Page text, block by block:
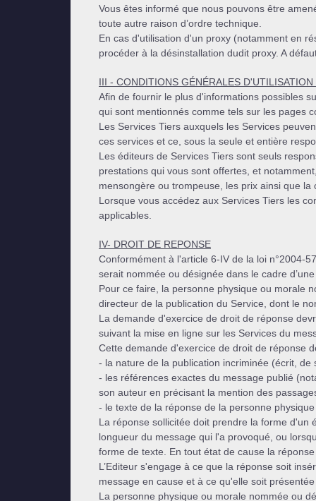
Vous êtes informé que nous pouvons être
toute autre raison d’ordre technique.
En cas d'utilisation d'un proxy (notamment en
procéder à la désinstallation dudit proxy. A
III - CONDITIONS GÉNÉRALES
Afin de fournir le plus d'informations possibles
qui sont mentionnés comme tels sur les pages
Les Services Tiers auxquels les Services
ces services et ce, sous la seule et entière
Les éditeurs de Services Tiers sont seuls
prestations qui vous sont offertes, et
mensongère ou trompeuse, les prix ainsi que la
Lorsque vous accédez aux Services Tiers les
applicables.
IV- DROIT DE REPONSE
Conformément à l'article 6-IV de la loi n°2004-
serait nommée ou désignée dans le cadre
Pour ce faire, la personne physique ou morale
directeur de la publication du Service, dont le
La demande d'exercice de droit de réponse
suivant la mise en ligne sur les Services du
Cette demande d'exercice de droit de réponse
- la nature de la publication incriminée (écrit,
- les références exactes du message publié
son auteur en précisant la mention des
- le texte de la réponse de la personne
La réponse sollicitée doit prendre la forme d'un
longueur du message qui l'a provoqué, ou
forme de texte. En tout état de cause la
L’Editeur s'engage à ce que la réponse soit
message en cause et à ce qu'elle soit
La personne physique ou morale nommée ou